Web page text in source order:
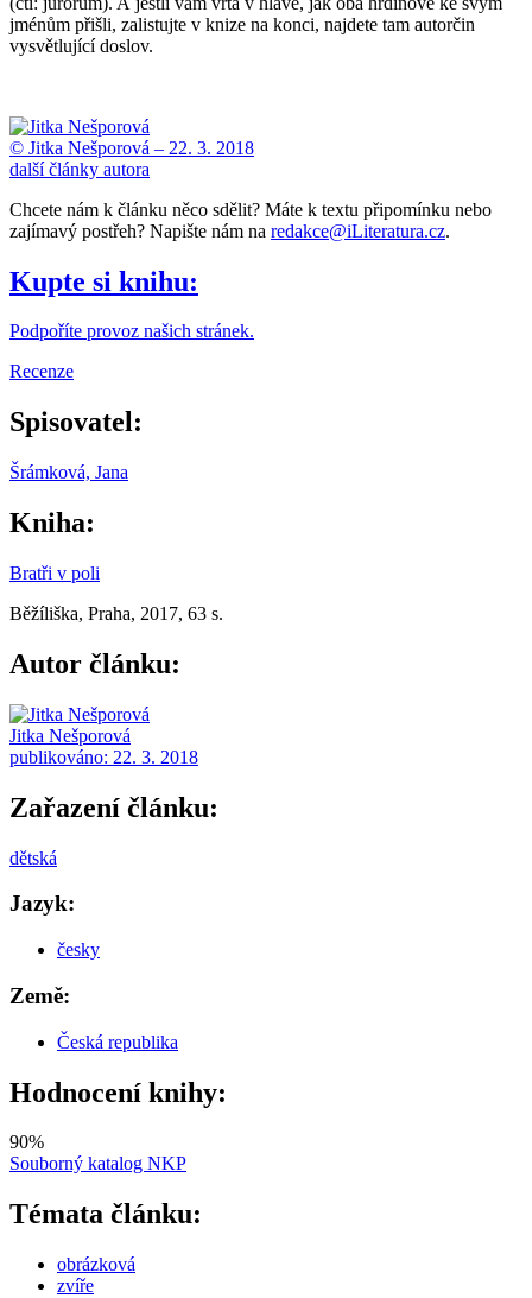
jménům přišli, zalistujte v knize na konci, najdete tam autorčin
vysvětlující doslov.
© Jitka Nešporová – 22. 3. 2018
další články autora
Chcete nám k článku něco sdělit? Máte k textu připomínku nebo
zajímavý postřeh? Napište nám na redakce@iLiteratura.cz.
Kupte si knihu:
Podpoříte provoz našich stránek.
Recenze
Spisovatel:
Šrámková, Jana
Kniha:
Bratři v poli
Běžíliška, Praha, 2017, 63 s.
Autor článku:
Jitka Nešporová
publikováno: 22. 3. 2018
Zařazení článku:
dětská
Jazyk:
česky
Země:
Česká republika
Hodnocení knihy:
90%
Souborný katalog NKP
Témata článku:
obrázková
zvíře